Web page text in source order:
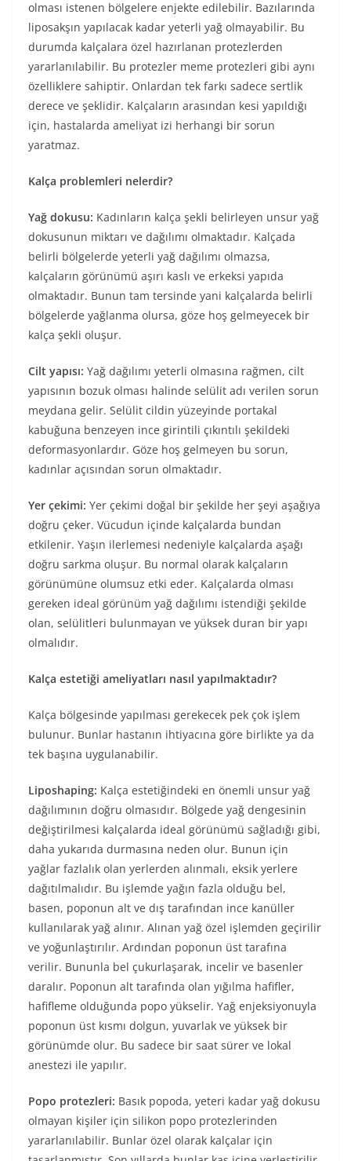
olması istenen bölgelere enjekte edilebilir. Bazılarında
liposakşın yapılacak kadar yeterli yağ olmayabilir. Bu
durumda kalçalara özel hazırlanan protezlerden
yararlanılabilir. Bu protezler meme protezleri gibi aynı
özelliklere sahiptir. Onlardan tek farkı sadece sertlik
derece ve şeklidir. Kalçaların arasından kesi yapıldığı
için, hastalarda ameliyat izi herhangi bir sorun
yaratmaz.
Kalça problemleri nelerdir?
Yağ dokusu: Kadınların kalça şekli belirleyen unsur yağ
dokusunun miktarı ve dağılımı olmaktadır. Kalçada
belirli bölgelerde yeterli yağ dağılımı olmazsa,
kalçaların görünümü aşırı kaslı ve erkeksi yapıda
olmaktadır. Bunun tam tersinde yani kalçalarda belirli
bölgelerde yağlanma olursa, göze hoş gelmeyecek bir
kalça şekli oluşur.
Cilt yapısı: Yağ dağılımı yeterli olmasına rağmen, cilt
yapısının bozuk olması halinde selülit adı verilen sorun
meydana gelir. Selülit cildin yüzeyinde portakal
kabuğuna benzeyen ince girintili çıkıntılı şekildeki
deformasyonlardır. Göze hoş gelmeyen bu sorun,
kadınlar açısından sorun olmaktadır.
Yer çekimi: Yer çekimi doğal bir şekilde her şeyi aşağıya
doğru çeker. Vücudun içinde kalçalarda bundan
etkilenir. Yaşın ilerlemesi nedeniyle kalçalarda aşağı
doğru sarkma oluşur. Bu normal olarak kalçaların
görünümüne olumsuz etki eder. Kalçalarda olması
gereken ideal görünüm yağ dağılımı istendiği şekilde
olan, selülitleri bulunmayan ve yüksek duran bir yapı
olmalıdır.
Kalça estetiği ameliyatları nasıl yapılmaktadır?
Kalça bölgesinde yapılması gerekecek pek çok işlem
bulunur. Bunlar hastanın ihtiyacına göre birlikte ya da
tek başına uygulanabilir.
Liposhaping: Kalça estetiğindeki en önemli unsur yağ
dağılımının doğru olmasıdır. Bölgede yağ dengesinin
değiştirilmesi kalçalarda ideal görünümü sağladığı gibi,
daha yukarıda durmasına neden olur. Bunun için
yağlar fazlalık olan yerlerden alınmalı, eksik yerlere
dağıtılmalıdır. Bu işlemde yağın fazla olduğu bel,
basen, poponun alt ve dış tarafından ince kanüller
kullanılarak yağ alınır. Alınan yağ özel işlemden geçirilir
ve yoğunlaştırılır. Ardından poponun üst tarafına
verilir. Bununla bel çukurlaşarak, incelir ve basenler
daralır. Poponun alt tarafında olan yığılma hafifler,
hafifleme olduğunda popo yükselir. Yağ enjeksiyonuyla
poponun üst kısmı dolgun, yuvarlak ve yüksek bir
görünümde olur. Bu sadece bir saat sürer ve lokal
anestezi ile yapılır.
Popo protezleri: Basık popoda, yeteri kadar yağ dokusu
olmayan kişiler için silikon popo protezlerinden
yararlanılabilir. Bunlar özel olarak kalçalar için